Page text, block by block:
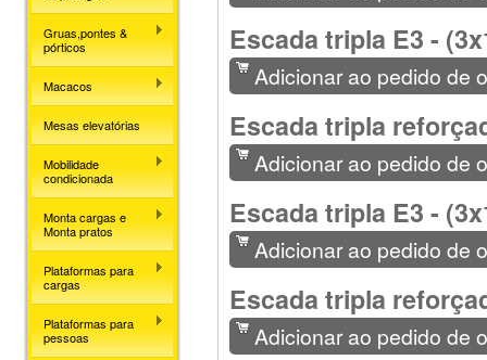
Gruas,pontes &
pórticos
Macacos
Mesas elevatórias
Mobilidade
condicionada
Monta cargas e
Monta pratos
Plataformas para
cargas
Plataformas para
pessoas
Escada tripla E3 -
Adicionar ao pedido de
Escada tripla
Adicionar ao pedido de
Escada tripla E3 -
Adicionar ao pedido de
Escada tripla
Adicionar ao pedido de